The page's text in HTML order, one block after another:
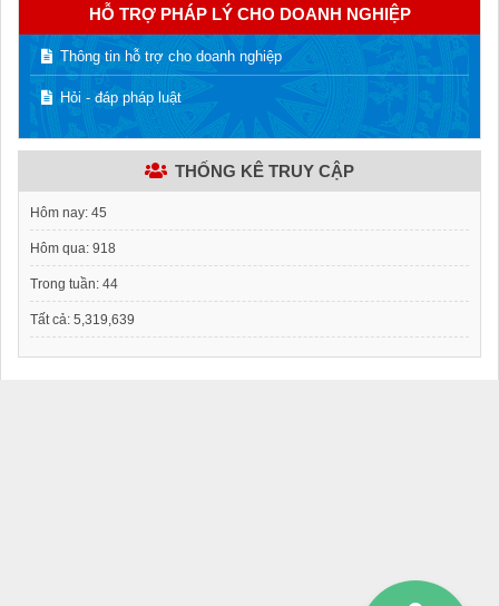
HỖ TRỢ PHÁP LÝ CHO DOANH NGHIỆP
Thông tin hỗ trợ cho doanh nghiệp
Hỏi - đáp pháp luật
THỐNG KÊ TRUY CẬP
Hôm nay: 45
Hôm qua: 918
Trong tuần: 44
Tất cả: 5,319,639